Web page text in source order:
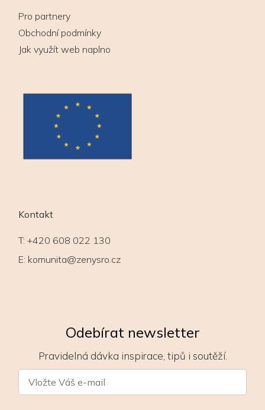
Pro partnery
Obchodní podmínky
Jak využít web naplno
Kontakt
T: +420 608 022 130
E: komunita@zenysro.cz
Odebírat newsletter
Pravidelná dávka inspirace, tipů i soutěží.